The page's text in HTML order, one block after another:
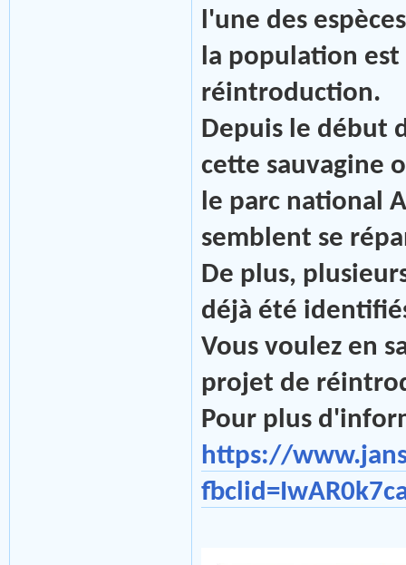
l'une des
la population
réintroduction.
Depuis le début
cette sauvagine
le parc national
semblent se
De plus,
déjà été
Vous voulez en
projet de
Pour plus
https://